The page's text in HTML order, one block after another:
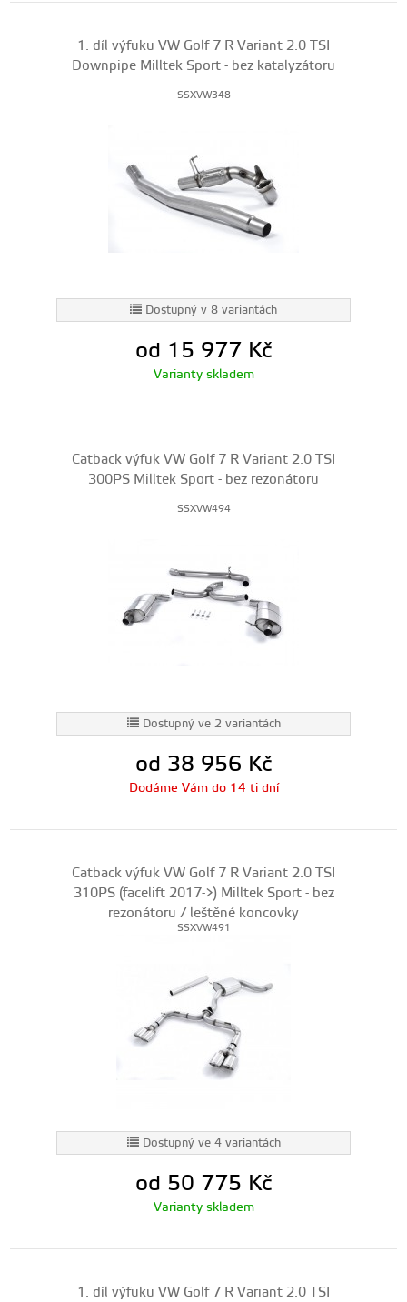
1. díl výfuku VW Golf 7 R Variant 2.0 TSI
Downpipe Milltek Sport - bez katalyzátoru
SSXVW348
Dostupný v 8 variantách
od 15 977 Kč
Varianty skladem
Catback výfuk VW Golf 7 R Variant 2.0 TSI
300PS Milltek Sport - bez rezonátoru
SSXVW494
Dostupný ve 2 variantách
od 38 956 Kč
Dodáme Vám do 14 ti dní
Catback výfuk VW Golf 7 R Variant 2.0 TSI
310PS (facelift 2017->) Milltek Sport - bez
rezonátoru / leštěné koncovky
SSXVW491
Dostupný ve 4 variantách
od 50 775 Kč
Varianty skladem
1. díl výfuku VW Golf 7 R Variant 2.0 TSI